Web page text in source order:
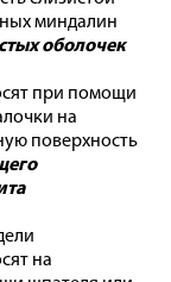
миндалин
оболочек
при помощи
на
поверхность
на